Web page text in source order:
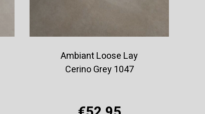
Ambiant Loose Lay
Cerino Grey 1047